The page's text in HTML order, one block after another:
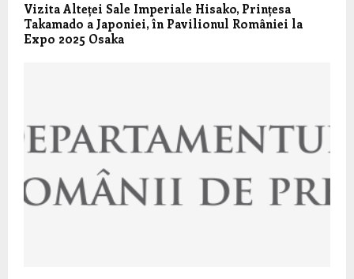
Vizita Alteței Sale Imperiale Hisako, Prințesa
Takamado a Japoniei, în Pavilionul României la
Expo 2025 Osaka